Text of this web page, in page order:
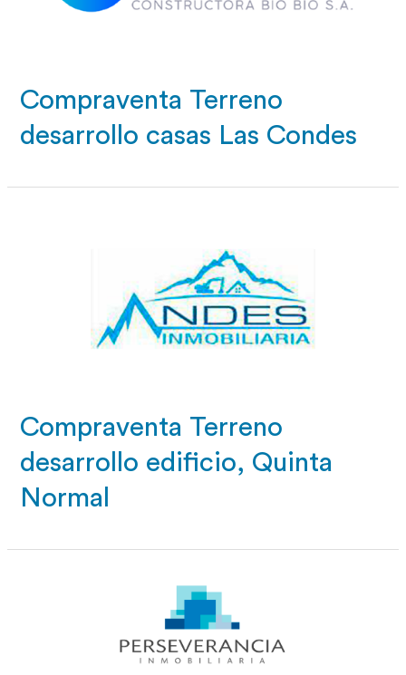
Compraventa Terreno
desarrollo casas Las Condes
Compraventa Terreno
desarrollo edificio, Quinta
Normal